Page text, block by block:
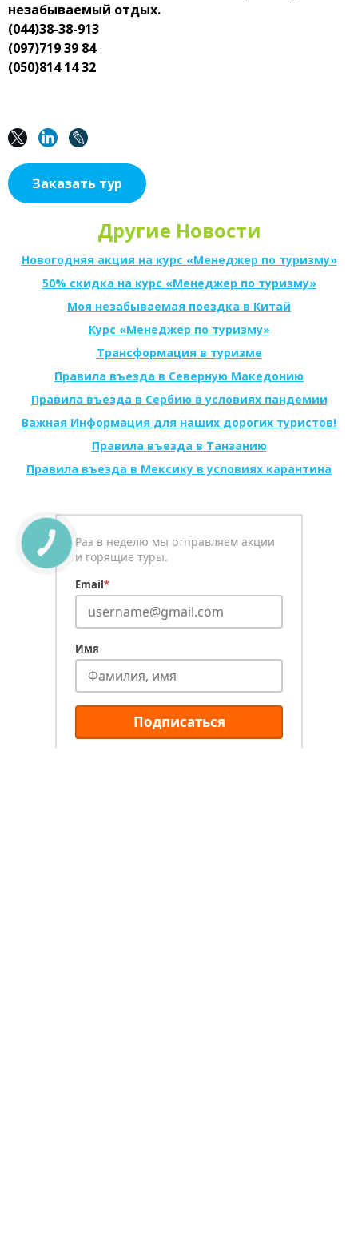
Другие Новости
Новогодняя акция на курс «Менеджер по туризму»
50% скидка на курс «Менеджер по туризму»
Моя незабываемая поездка в Китай
Курс «Менеджер по туризму»
Трансформация в туризме
Правила въезда в Северную Македонию
Правила въезда в Сербию в условиях пандемии
Важная Информация для наших дорогих туристов!
Правила въезда в Танзанию
Правила въезда в Мексику в условиях карантина
незабываемый отдых.
(044)38-38-913
(097)719 39 84
(050)814 14 32
Заказать тур
Раз в неделю мы отправляем акции
и горящие туры.
Email*
Имя
Подписаться
КНОПКА
СВЯЗИ